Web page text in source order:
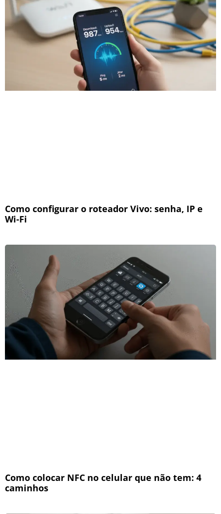
Como configurar o roteador Vivo: senha, IP e
Wi-Fi
Como colocar NFC no celular que não tem: 4
caminhos